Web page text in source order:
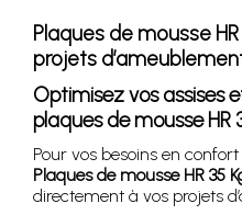
Plaques de mousse
projets
Optimisez vos assises
plaques de mousse HR
Pour vos besoins en
Plaques de mousse HR 35
directement à vos projets